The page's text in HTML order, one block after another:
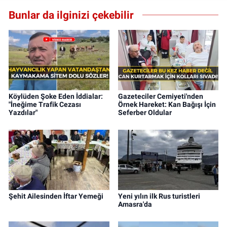
Bunlar da ilginizi çekebilir
Köylüden Şoke Eden İddialar:
"İneğime Trafik Cezası
Yazdılar"
Gazeteciler Cemiyeti'nden
Örnek Hareket: Kan Bağışı İçin
Seferber Oldular
Şehit Ailesinden İftar Yemeği
Yeni yılın ilk Rus turistleri
Amasra'da